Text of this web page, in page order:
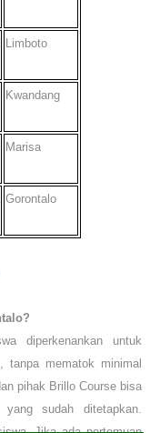
Limboto
Kwandang
Marisa
Gorontalo
diperkenankan untuk
tanpa mematok minimal
pihak Brillo Course bisa
sudah ditetapkan.